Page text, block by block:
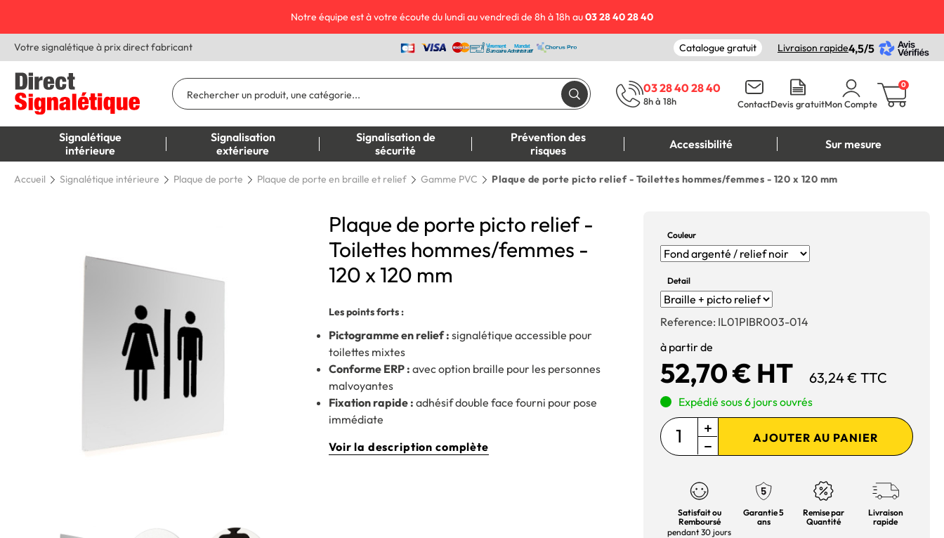
Notre équipe est à votre écoute du lundi au vendredi de 8h à 18h au03 28 40 28 40
Votre signalétique à prix direct fabricant Catalogue gratuit Livraison rapide4,5/5
03 28 40 28 40
8h à 18h ContactDevis gratuitMon Compte
0
Signalétique
intérieure
Signalisation
extérieure
Signalisation de
sécurité
Prévention des
risques
Accessibilité Sur mesure
Accueil Signalétique intérieure Plaque de porte Plaque de porte en braille et relief Gamme PVC Plaque de porte picto relief - Toilettes hommes/femmes - 120 x 120 mm
Plaque de porte picto relief -
Toilettes hommes/femmes -
120 x 120 mm
Les points forts :
Pictogramme en relief : signalétique accessible pour
toilettes mixtes
Conforme ERP : avec option braille pour les personnes
malvoyantes
Fixation rapide : adhésif double face fourni pour pose
immédiate
Voir la description complète
Couleur
Detail
Reference: IL01PIBR003-014
à partir de
52,70 € HT 63,24 € TTC
Expédié sous 6 jours ouvrés
AJOUTER AU PANIER
Satisfait ou
Remboursé
pendant 30 jours
Garantie 5
ans
Remise par
Quantité
Livraison
rapide